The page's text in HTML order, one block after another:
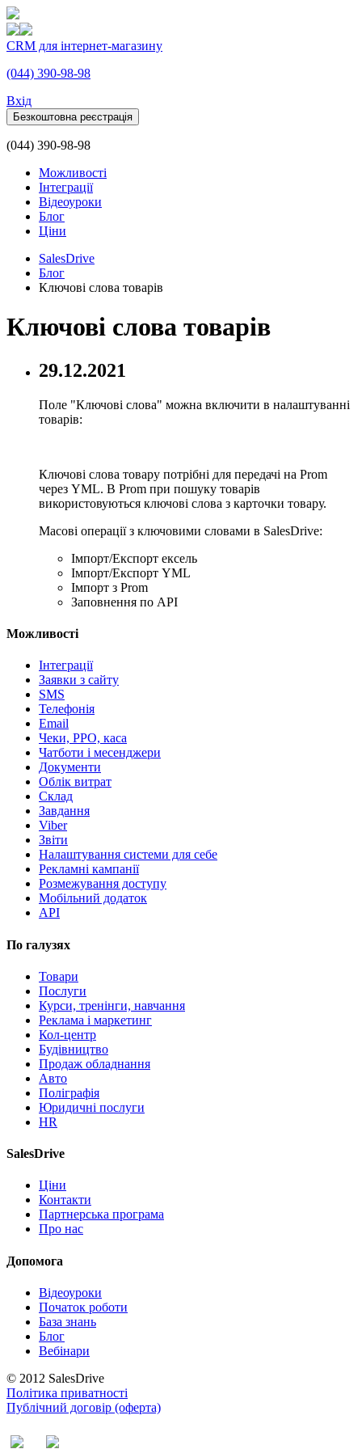
CRM для інтернет-магазину
(044) 390-98-98
Вхiд
Безкоштовна реєстрація
(044) 390-98-98
Можливості
Інтеграції
Відеоуроки
Блог
Ціни
SalesDrive
Блог
Ключові слова товарів
Ключові слова товарів
29.12.2021
Поле "Ключові слова" можна включити в налаштуванні
товарів:
Ключові слова товару потрібні для передачі на Prom
через YML. В Prom при пошуку товарів
використовуються ключові слова з карточки товару.
Масові операції з ключовими словами в SalesDrive:
Імпорт/Експорт ексель
Імпорт/Експорт YML
Імпорт з Prom
Заповнення по API
Можливості
Інтеграції
Заявки з сайту
SMS
Телефонія
Email
Чеки, РРО, каса
Чатботи і месенджери
Документи
Облік витрат
Склад
Завдання
Viber
Звіти
Налаштування системи для себе
Рекламні кампанії
Розмежування доступу
Мобільний додаток
API
По галузях
Товари
Послуги
Курси, тренінги, навчання
Реклама і маркетинг
Кол-центр
Будівництво
Продаж обладнання
Авто
Поліграфія
Юридичні послуги
HR
SalesDrive
Ціни
Контакти
Партнерська програма
Про нас
Допомога
Відеоуроки
Початок роботи
База знань
Блог
Вебінари
© 2012 SalesDrive
Політика приватності
Публічний договір (оферта)